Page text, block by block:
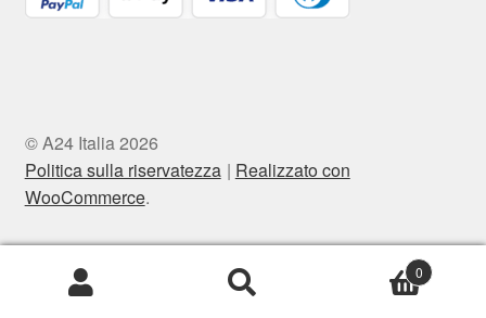
© A24 Italia 2026
Politica sulla riservatezza
Realizzato con
WooCommerce.
0